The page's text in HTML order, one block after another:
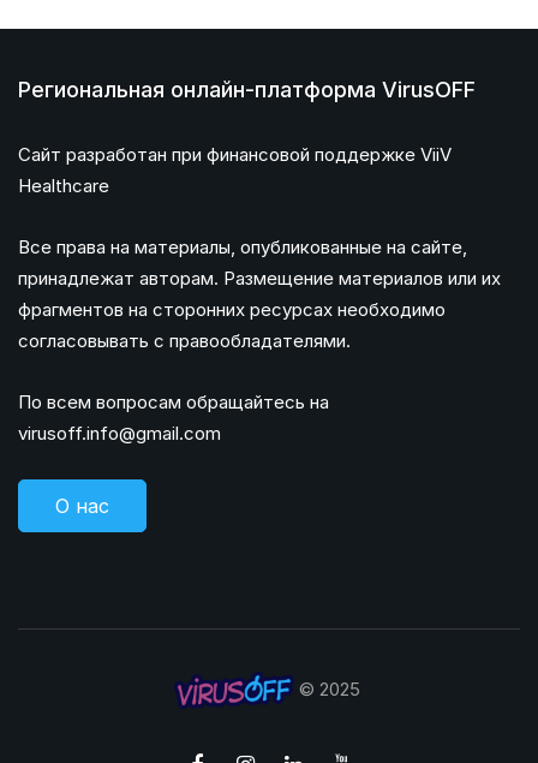
Региональная онлайн-платформа VirusOFF
Сайт разработан при финансовой поддержке ViiV
Healthcare
Все права на материалы, опубликованные на сайте,
принадлежат авторам. Размещение материалов или их
фрагментов на сторонних ресурсах необходимо
согласовывать с правообладателями.
По всем вопросам обращайтесь на
virusoff.info@gmail.com
О нас
© 2025